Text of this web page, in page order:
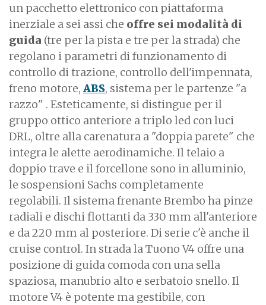
un pacchetto elettronico con piattaforma
inerziale a sei assi che offre sei modalità di
guida (tre per la pista e tre per la strada) che
regolano i parametri di funzionamento di
controllo di trazione, controllo dell'impennata,
freno motore, ABS, sistema per le partenze "a
razzo" . Esteticamente, si distingue per il
gruppo ottico anteriore a triplo led con luci
DRL, oltre alla carenatura a "doppia parete" che
integra le alette aerodinamiche. Il telaio a
doppio trave e il forcellone sono in alluminio,
le sospensioni Sachs completamente
regolabili. Il sistema frenante Brembo ha pinze
radiali e dischi flottanti da 330 mm all'anteriore
e da 220 mm al posteriore. Di serie c'è anche il
cruise control. In strada la Tuono V4 offre una
posizione di guida comoda con una sella
spaziosa, manubrio alto e serbatoio snello. Il
motore V4 è potente ma gestibile, con